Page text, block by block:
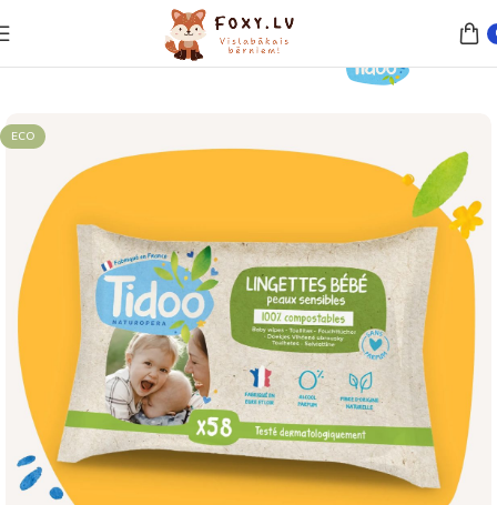
Sākums Aprūpe un higiēna Mitrās salvetes
ECO